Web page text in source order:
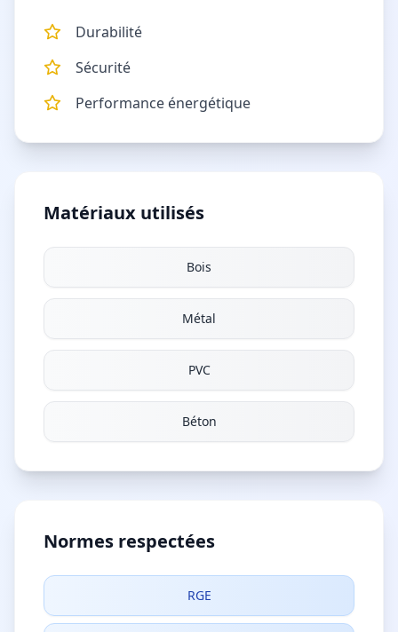
Durabilité
Sécurité
Performance énergétique
Matériaux utilisés
Bois
Métal
PVC
Béton
Normes respectées
RGE